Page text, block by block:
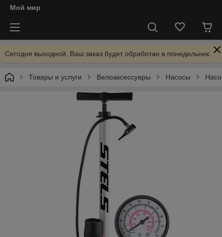
Мой мир
Сегодня выходной. Ваш заказ будет обработан в понедельник.
Товары и услуги Велоаксессуары Насосы